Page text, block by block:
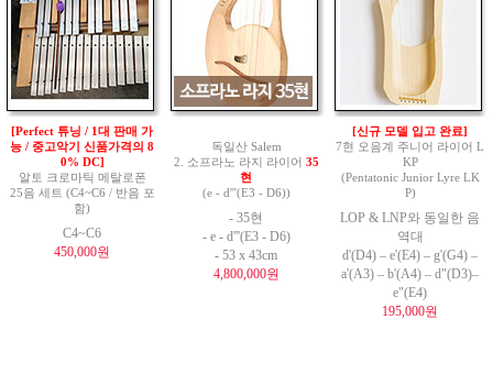
[Perfect 튜닝 / 1대 판매 가
능 / 중고악기 신품가격의 8
0% DC]
알토 크로마틱 메탈로폰
25음 세트 (C4~C6 / 반음 포
함)
C4~C6
450,000원
독일산 Salem
2. 소프라노 라지 라이어 35
현
(e - d'''(E3 - D6))
- 35현
- e - d'''(E3 - D6)
- 53 x 43cm
4,800,000원
[신규 모델 입고 완료]
7현 오음계 주니어 라이어 L
KP
(Pentatonic Junior Lyre LK
P)
LOP & LNP와 동일한 음
역대
d'(D4) – e'(E4) – g'(G4) –
a'(A3) – b'(A4) – d"(D3)–
e"(E4)
195,000원